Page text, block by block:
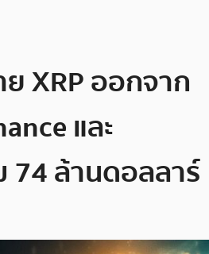
ย XRP ออกจาก
และ
74 ล้านดอลลาร์